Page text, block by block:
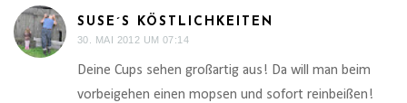
SUSE´S KÖSTLICHKEITEN
30. MAI 2012 UM 07:14
Deine Cups sehen großartig aus! Da will man beim
vorbeigehen einen mopsen und sofort reinbeißen!